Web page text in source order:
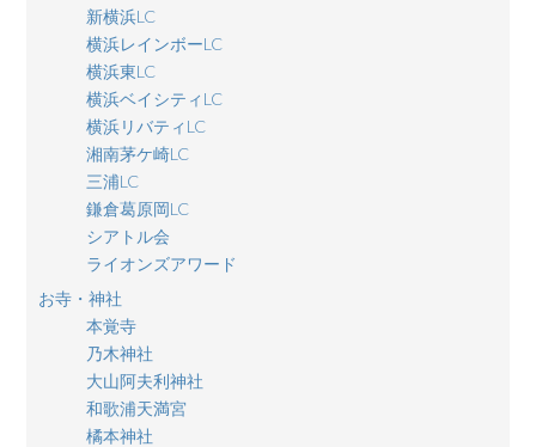
新横浜LC
横浜レインボーLC
横浜東LC
横浜ベイシティLC
横浜リバティLC
湘南茅ケ崎LC
三浦LC
鎌倉葛原岡LC
シアトル会
ライオンズアワード
お寺・神社
本覚寺
乃木神社
大山阿夫利神社
和歌浦天満宮
橘本神社